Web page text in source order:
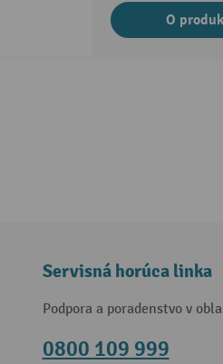
O
Servisná horúca linka
Podpora a poradenstvo v
0800 109 999